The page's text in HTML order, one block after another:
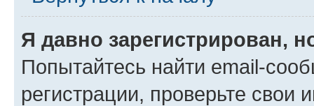
Я давно зарегистрирован,
Попытайтесь найти email-
регистрации, проверьте свои